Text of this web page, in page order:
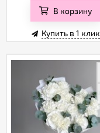
В корзину
Купить в 1 клик